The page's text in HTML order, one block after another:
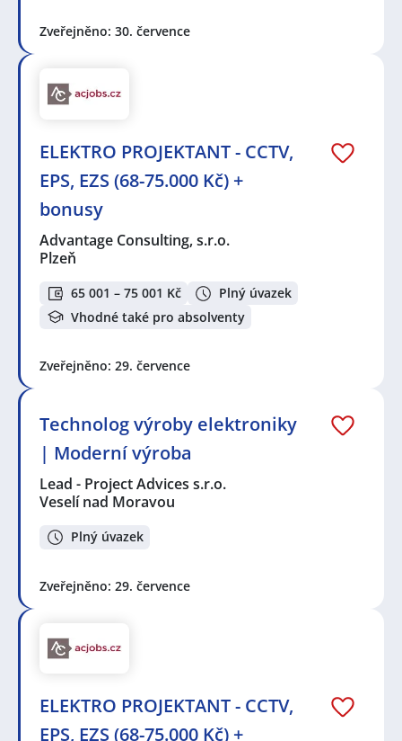
Zveřejněno: 30. července
ELEKTRO PROJEKTANT - CCTV,
EPS, EZS (68-75.000 Kč) +
bonusy
Advantage Consulting, s.r.o.
Plzeň
65 001 – 75 001 Kč
Plný úvazek
Vhodné také pro absolventy
Zveřejněno: 29. července
Technolog výroby elektroniky
| Moderní výroba
Lead - Project Advices s.r.o.
Veselí nad Moravou
Plný úvazek
Zveřejněno: 29. července
ELEKTRO PROJEKTANT - CCTV,
EPS, EZS (68-75.000 Kč) +